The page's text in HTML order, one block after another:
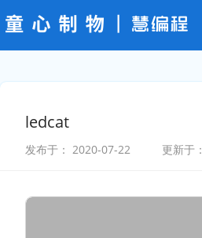
ledcat
发布于： 2020-07-22 更新于：